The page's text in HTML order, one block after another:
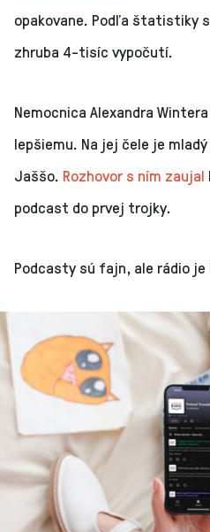
opakovane. Podľa štatistiky
zhruba 4-tisíc vypočutí.
Nemocnica Alexandra
lepšiemu. Na jej čele je
Jaššo. Rozhovor s ním zaujal
podcast do prvej trojky.
Podcasty sú fajn, ale rádio je